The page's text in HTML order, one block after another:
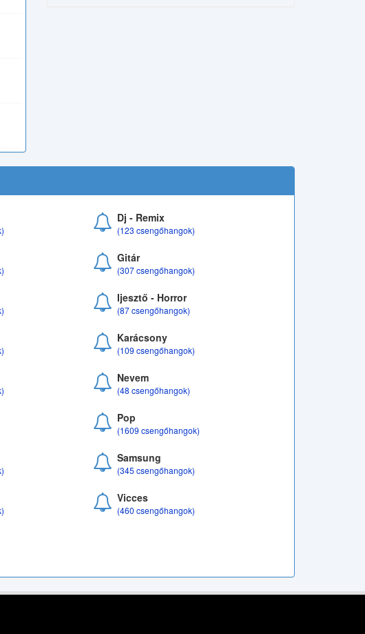
Dj - Remix
(123 csengőhangok)
Gitár
(307 csengőhangok)
Ijesztő - Horror
(87 csengőhangok)
Karácsony
(109 csengőhangok)
Nevem
(48 csengőhangok)
Pop
(1609 csengőhangok)
Samsung
(345 csengőhangok)
Vicces
(460 csengőhangok)